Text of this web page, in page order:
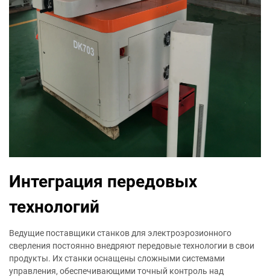
Интеграция передовых
технологий
Ведущие поставщики станков для электроэрозионного
сверления постоянно внедряют передовые технологии в свои
продукты. Их станки оснащены сложными системами
управления, обеспечивающими точный контроль над